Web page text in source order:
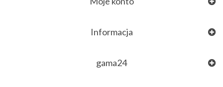
Informacja
gama24